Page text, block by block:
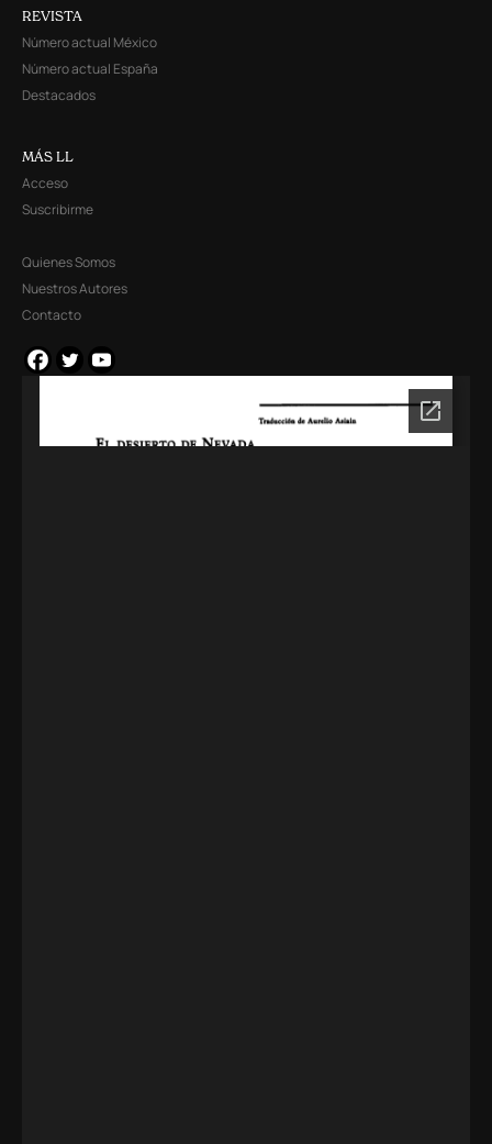
REVISTA
Número actual México
Número actual España
Destacados
MÁS LL
Acceso
Suscribirme
Quienes Somos
Nuestros Autores
Contacto